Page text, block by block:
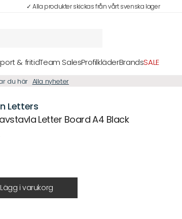
✓ Alla produkter skickas från vårt svenska lager
& fritidTeam SalesProfilkläderBrandsSALE
du här Alla nyheter
Letters
Letter Board A4 Black
Lägg i varukorg